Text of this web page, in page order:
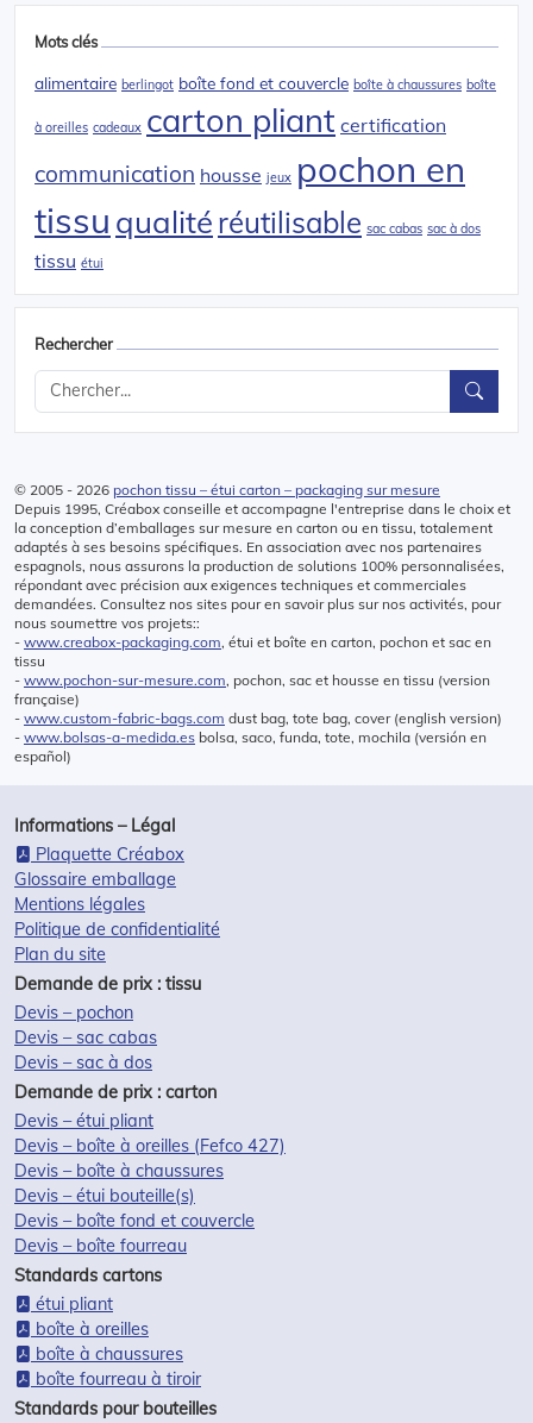
Mots clés
alimentaire berlingot boîte fond et couvercle boîte à chaussures boîte
à oreilles cadeaux carton pliant certification
communication housse jeux pochon en
tissu qualité réutilisable sac cabas sac à dos
tissu étui
Rechercher
© 2005 - 2026 pochon tissu – étui carton – packaging sur mesure
Depuis 1995, Créabox conseille et accompagne l'entreprise dans le choix et
la conception d’emballages sur mesure en carton ou en tissu, totalement
adaptés à ses besoins spécifiques. En association avec nos partenaires
espagnols, nous assurons la production de solutions 100% personnalisées,
répondant avec précision aux exigences techniques et commerciales
demandées. Consultez nos sites pour en savoir plus sur nos activités, pour
nous soumettre vos projets::
- www.creabox-packaging.com, étui et boîte en carton, pochon et sac en
tissu
- www.pochon-sur-mesure.com, pochon, sac et housse en tissu (version
française)
- www.custom-fabric-bags.com dust bag, tote bag, cover (english version)
- www.bolsas-a-medida.es bolsa, saco, funda, tote, mochila (versión en
español)
Informations – Légal
Plaquette Créabox
Glossaire emballage
Mentions légales
Politique de confidentialité
Plan du site
Demande de prix : tissu
Devis – pochon
Devis – sac cabas
Devis – sac à dos
Demande de prix : carton
Devis – étui pliant
Devis – boîte à oreilles (Fefco 427)
Devis – boîte à chaussures
Devis – étui bouteille(s)
Devis – boîte fond et couvercle
Devis – boîte fourreau
Standards cartons
étui pliant
boîte à oreilles
boîte à chaussures
boîte fourreau à tiroir
Standards pour bouteilles